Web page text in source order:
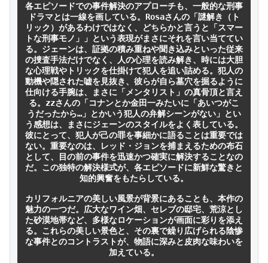
各エピソードでの事件解決のアプローチも、一般的な刑事
ドラマとは一線を画している。Rosaさんの「謎解き（ト
リック）があるわけではなく、どちらかと言うと「スマー
トな刑事モノ」」という表現がまさにそれを言い当ててい
る。ジェーンは、証拠の積み重ねや聞き込みといった従来
の捜査手法だけでなく、人の心理を読み解き、時には大胆
な心理戦やトリックを仕掛けて犯人を追い詰める。犯人の
動機や隠された嘘を見抜き、彼らが自ら墓穴を掘るように
仕向ける手腕は、まさに「メンタリスト」の真骨頂と言え
る。zzさんの「コナンとか金田一みたいに「あいつがこ
うだったから…」とかいう犯人の弁解シーンがない」とい
う感想は、まさにジェーンのスタイルをよく表している。
彼にとって、犯人が己の罪を事細かに語ることは重要では
ない。重要なのは、レッド・ジョンを捕まえるための布石
として、目の前の事件を迅速かつ確実に解決することなの
だ。この独特の解決様式が、各エピソードに新鮮な驚きと
知的興奮をもたらしている。
カリフォルニアの美しい風景が背景にあることも、本作の
魅力の一つだ。広大なワイン畑、セレブの邸宅、荒涼とし
た砂漠地帯など、多様なロケーションが画面に彩りを添え
る。これらの美しい景色と、その裏で繰り広げられる陰惨
な事件とのコントラストが、物語に深みと皮肉な味わいを
加えている。